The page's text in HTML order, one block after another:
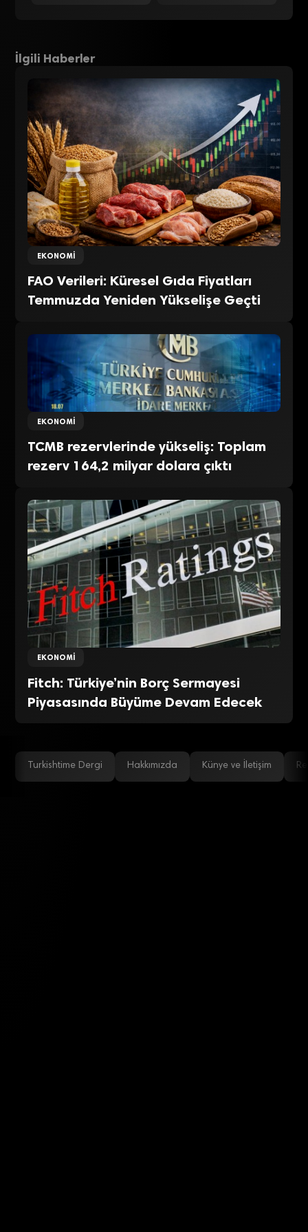
İlgili Haberler
EKONOMI
FAO Verileri: Küresel Gıda Fiyatları
Temmuzda Yeniden Yükselişe Geçti
EKONOMI
TCMB rezervlerinde yükseliş: Toplam
rezerv 164,2 milyar dolara çıktı
EKONOMI
Fitch: Türkiye’nin Borç Sermayesi
Piyasasında Büyüme Devam Edecek
Turkishtime Dergi Hakkımızda Künye ve İletişim